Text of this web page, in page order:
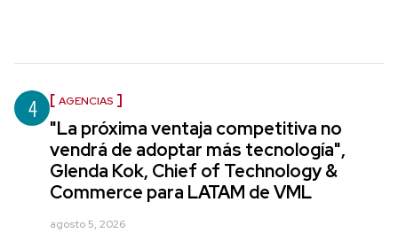
4 AGENCIAS
"La próxima ventaja competitiva no
vendrá de adoptar más tecnología",
Glenda Kok, Chief of Technology &
Commerce para LATAM de VML
agosto 5, 2026